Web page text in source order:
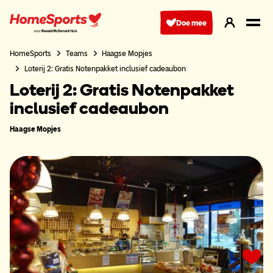
naar
hoofdnavigatie
Doe mee
HomeSports Teams
Haagse Mopjes
Loterij 2: Gratis Notenpakket inclusief cadeaubon
Loterij 2: Gratis Notenpakket
inclusief cadeaubon
Haagse Mopjes